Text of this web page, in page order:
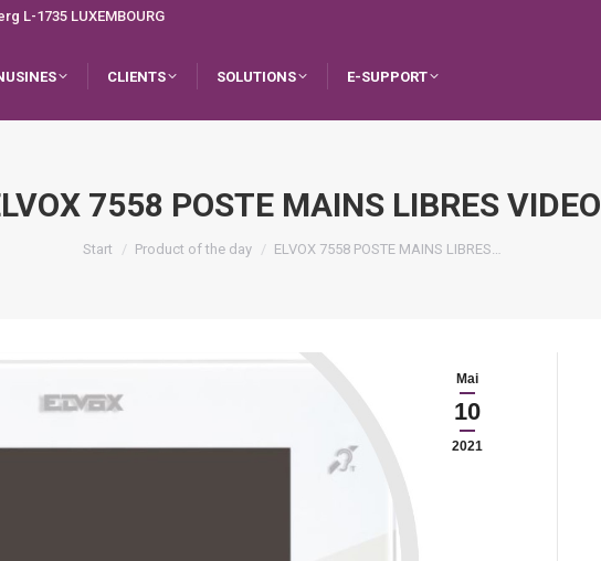
L-1735 LUXEMBOURG
CLIENTS SOLUTIONS E-SUPPORT
7558 POSTE MAINS LIBRES VIDEO
Sie befinden sich hier:
Start Product of the day ELVOX 7558 POSTE MAINS LIBRES…
Mai
10
2021